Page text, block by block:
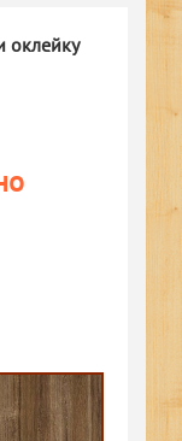
оклейку